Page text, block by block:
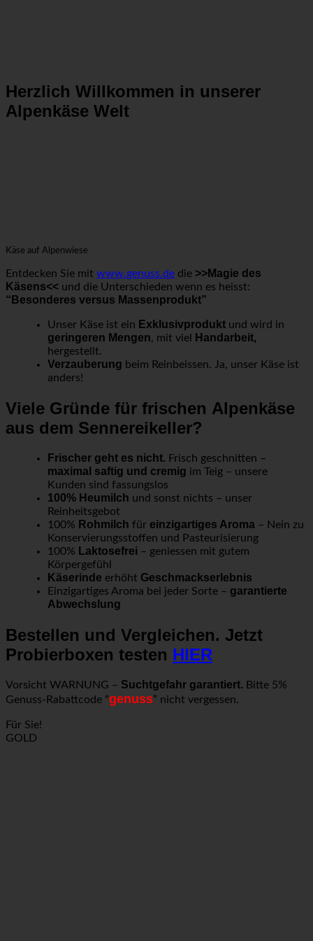
Herzlich Willkommen in unserer
Alpenkäse Welt
Käse auf Alpenwiese
Entdecken Sie mit www.genuss.de die >>Magie des
Käsens<< und die Unterschieden wenn es heisst:
“Besonderes versus Massenprodukt”
Unser Käse ist ein Exklusivprodukt und wird in
geringeren Mengen, mit viel Handarbeit,
hergestellt.
Verzauberung beim Reinbeissen. Ja, unser Käse ist
anders!
Viele Gründe für frischen Alpenkäse
aus dem Sennereikeller?
Frischer geht es nicht. Frisch geschnitten –
maximal saftig und cremig im Teig – unsere
Kunden sind fassungslos
100% Heumilch und sonst nichts – unser
Reinheitsgebot
100% Rohmilch für einzigartiges Aroma – Nein zu
Konservierungsstoffen und Pasteurisierung
100% Laktosefrei – geniessen mit gutem
Körpergefühl
Käserinde erhöht Geschmackserlebnis
Einzigartiges Aroma bei jeder Sorte – garantierte
Abwechslung
Bestellen und Vergleichen. Jetzt
Probierboxen testen HIER
Vorsicht WARNUNG – Suchtgefahr garantiert. Bitte 5%
Genuss-Rabattcode “genuss” nicht vergessen.
Für Sie!
GOLD